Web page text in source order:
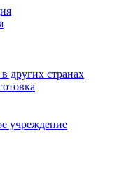
других странах
учреждение